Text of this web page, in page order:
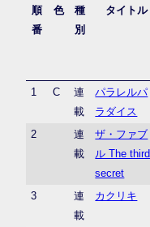
順
番
色
種
別
タイトル
1
C
連
載
パラレルパ
ラダイス
2
連
載
ザ・ファブ
ル The third
secret
3
連
載
カクリキ